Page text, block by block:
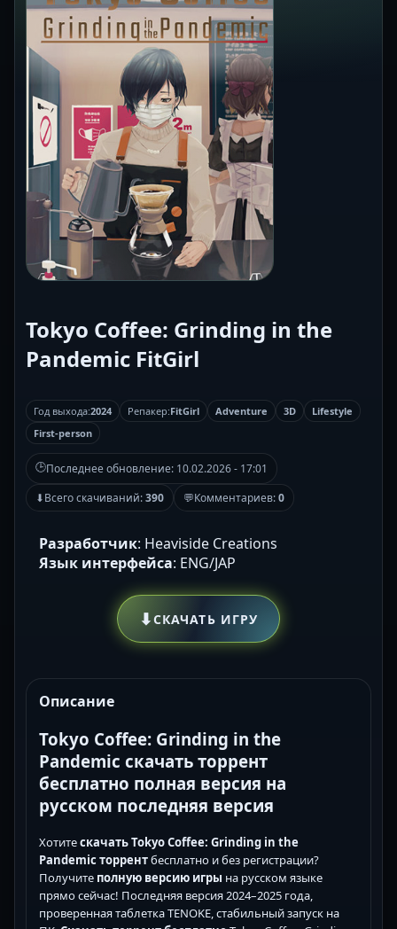
Tokyo Coffee: Grinding in the
Pandemic FitGirl
Год выхода:2024 Репакер:FitGirl Adventure 3D
Lifestyle
First-person
🕒Последнее обновление: 10.02.2026 - 17:01
⬇Всего скачиваний:390 💬Комментариев:0
Разработчик: Heaviside Creations
Язык интерфейса: ENG/JAP
⬇СКАЧАТЬ ИГРУ
Описание
Tokyo Coffee: Grinding in the
Pandemic скачать торрент
бесплатно полная версия на
русском последняя версия
Хотитескачать Tokyo Coffee: Grinding in the
Pandemic торрентбесплатно и без регистрации?
Получите полную версию игры на русском языке
прямо сейчас! Последняя версия 2024–2025 года,
проверенная таблетка TENOKE, стабильный запуск на